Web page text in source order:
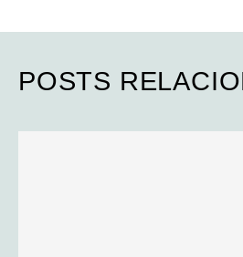
POSTS